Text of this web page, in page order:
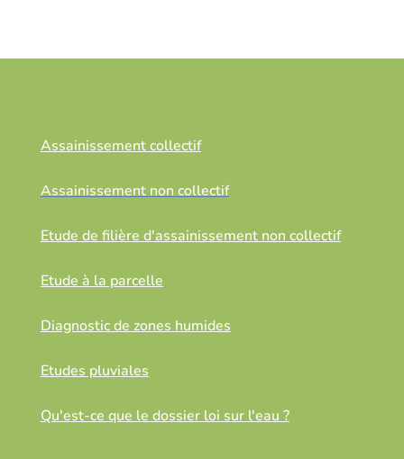
Assainissement collectif
Assainissement non collectif
Etude de filière d'assainissement non collectif
Etude à la parcelle
Diagnostic de zones humides
Etudes pluviales
Qu'est-ce que le dossier loi sur l'eau ?